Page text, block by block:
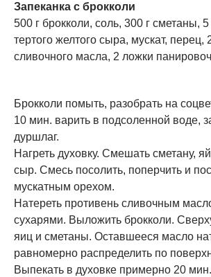
Запеканка с брокколи
500 г брокколи, соль, 300 г сметаны,
тертого желтого сыра, мускат, перец,
сливочного масла, 2 ложки
Брокколи помыть, разобрать на
10 мин. варить в подсоленной воде,
дуршлаг.
Нагреть духовку. Смешать сметану,
сыр. Смесь посолить, поперчить и
мускатным орехом.
Натереть противень сливочным
сухарями. Выложить брокколи.
яиц и сметаны. Оставшееся масло
равномерно распределить по
Выпекать в духовке примерно 20